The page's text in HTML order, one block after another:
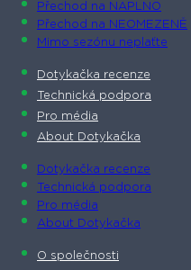
Přechod na NAPLNO
Přechod na NEOMEZENĚ
Mimo sezónu neplaťte
Dotykačka recenze
Technická podpora
Pro média
About Dotykačka
Dotykačka recenze
Technická podpora
Pro média
About Dotykačka
O společnosti